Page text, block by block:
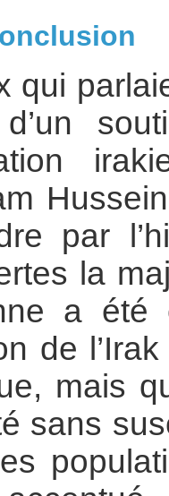
qui
par
la
a été
de
mais
sans